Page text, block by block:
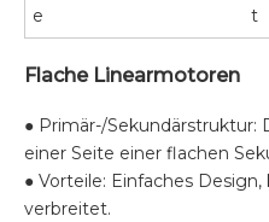
e
t
Flache Linearmotoren
● Primär-/Sekundärstruktur:
einer Seite einer flachen
● Vorteile: Einfaches
verbreitet.